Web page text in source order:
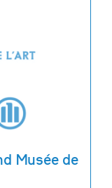
Musée de